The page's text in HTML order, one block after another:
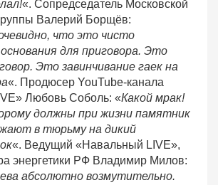
«. Сопредседатель Московской
Валерий Борщёв:
что это чисто
для приговора. Это
Это завинчивание гаек на
«. Продюсер YouTube-канала
Любовь Соболь: «Какой мрак!
должны при жизни памятник
в тюрьму на дикий
«. Ведущий «Навальный LIVE»,
энергетики РФ Владимир Милов:
абсолютно возмутительно.